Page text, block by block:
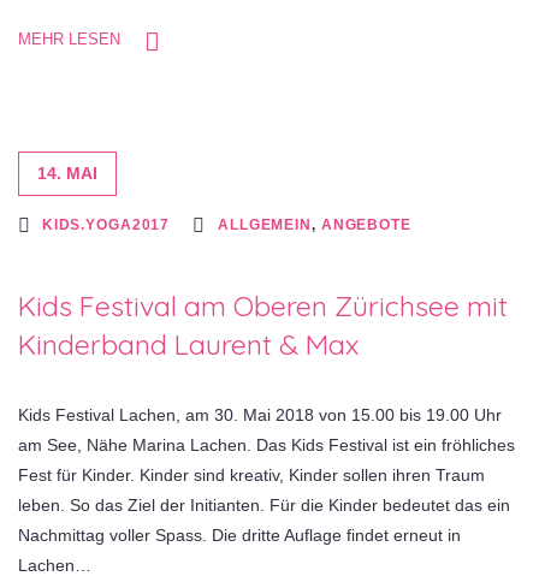
MEHR LESEN
14. MAI
KIDS.YOGA2017 ALLGEMEIN, ANGEBOTE
Kids Festival am Oberen Zürichsee mit
Kinderband Laurent & Max
Kids Festival Lachen, am 30. Mai 2018 von 15.00 bis 19.00 Uhr
am See, Nähe Marina Lachen. Das Kids Festival ist ein fröhliches
Fest für Kinder. Kinder sind kreativ, Kinder sollen ihren Traum
leben. So das Ziel der Initianten. Für die Kinder bedeutet das ein
Nachmittag voller Spass. Die dritte Auflage findet erneut in
Lachen…